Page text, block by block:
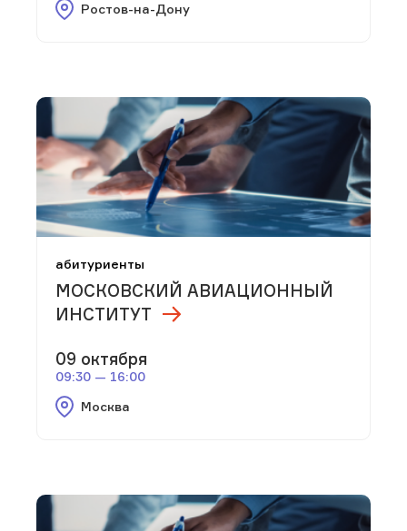
Ростов-на-Дону
абитуриенты
МОСКОВСКИЙ АВИАЦИОННЫЙ
ИНСТИТУТ
09 октября
09:30 — 16:00
Москва